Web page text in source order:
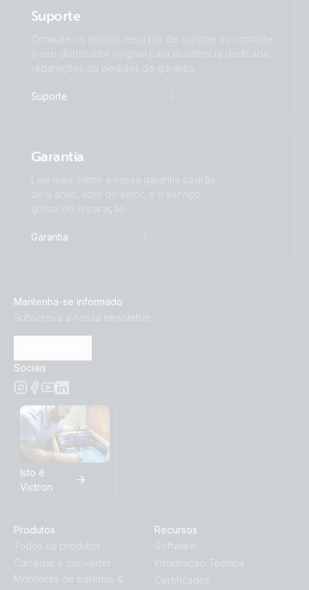
Suporte
Consulte os nossos recursos de suporte ou contacte
o seu distribuidor original para assistência dedicada,
reparações ou pedidos de garantia.
Suporte
Garantia
Leia mais sobre a nossa garantia padrão
de 5 anos, líder do setor, e o serviço
global de reparação.
Garantia
Mantenha-se informado
Subscreva a nossa newsletter
Sociais
Isto é
Victron
Produtos
Todos os produtos
Carregar e converter
Monitores de baterias &
Recursos
Software
Informação Técnica
Certificados